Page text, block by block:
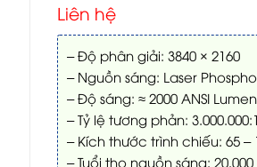
Liên hệ
– Độ phân giải: 3840 × 2160
– Nguồn sáng: Laser
– Độ sáng: ≈ 2000 ANSI
– Tỷ lệ tương phản: 3.000.000:1
– Kích thước trình chiếu: 65 –
– Tuổi thọ nguồn sáng: